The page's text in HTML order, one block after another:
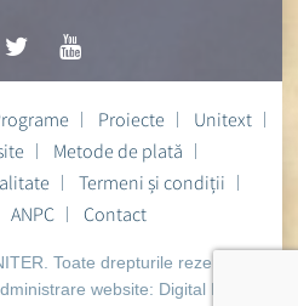
Proiecte
Unitext
Metode de plată
Termeni și condiții
ANPC Contact
Toate drepturile rezervate.
website: Digital Heart